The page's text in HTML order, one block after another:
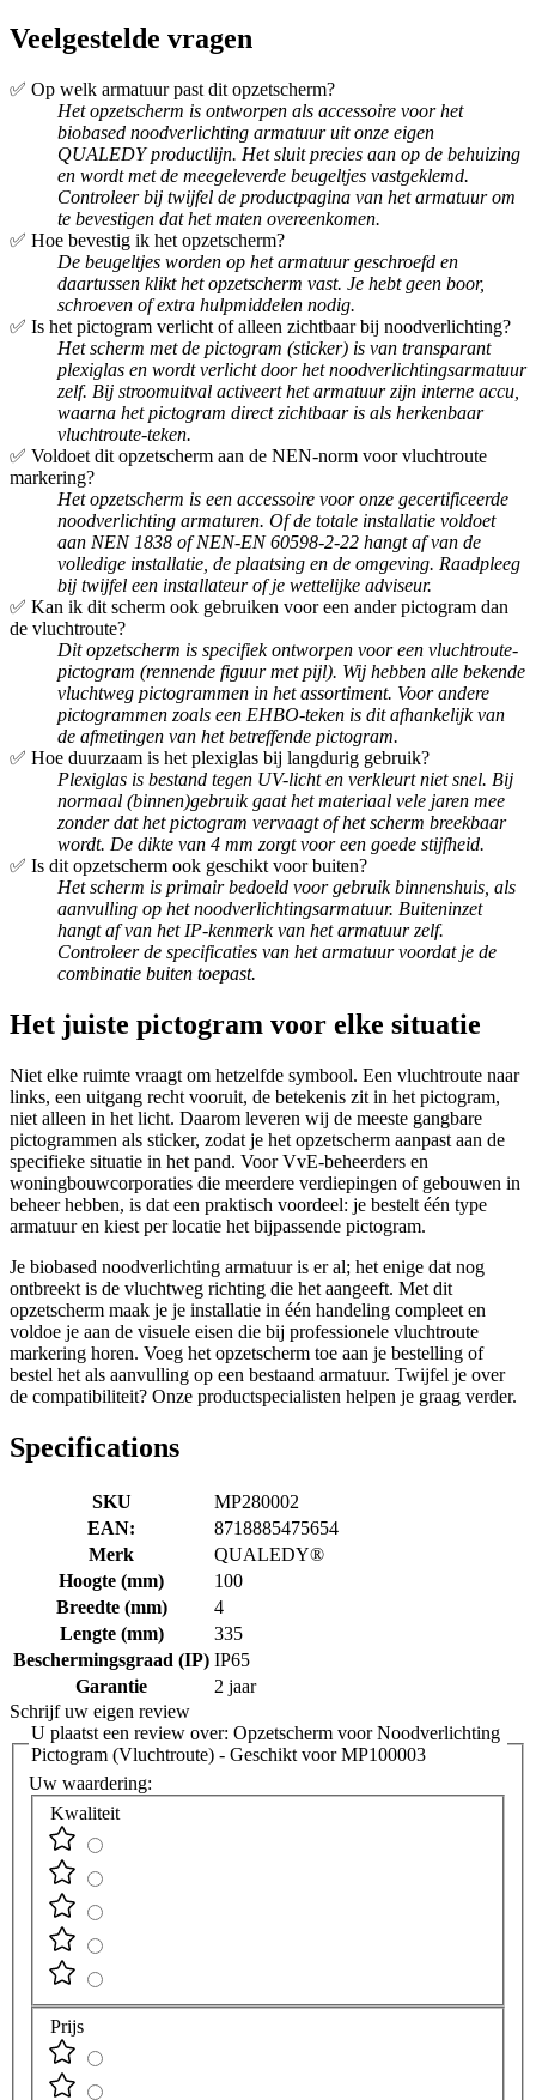
Veelgestelde vragen
✅ Op welk armatuur past dit opzetscherm?
Het opzetscherm is ontworpen als accessoire voor het
biobased noodverlichting armatuur uit onze eigen
QUALEDY productlijn. Het sluit precies aan op de behuizing
en wordt met de meegeleverde beugeltjes vastgeklemd.
Controleer bij twijfel de productpagina van het armatuur om
te bevestigen dat het maten overeenkomen.
✅ Hoe bevestig ik het opzetscherm?
De beugeltjes worden op het armatuur geschroefd en
daartussen klikt het opzetscherm vast. Je hebt geen boor,
schroeven of extra hulpmiddelen nodig.
✅ Is het pictogram verlicht of alleen zichtbaar bij noodverlichting?
Het scherm met de pictogram (sticker) is van transparant
plexiglas en wordt verlicht door het noodverlichtingsarmatuur
zelf. Bij stroomuitval activeert het armatuur zijn interne accu,
waarna het pictogram direct zichtbaar is als herkenbaar
vluchtroute-teken.
✅ Voldoet dit opzetscherm aan de NEN-norm voor vluchtroute
markering?
Het opzetscherm is een accessoire voor onze gecertificeerde
noodverlichting armaturen. Of de totale installatie voldoet
aan NEN 1838 of NEN-EN 60598-2-22 hangt af van de
volledige installatie, de plaatsing en de omgeving. Raadpleeg
bij twijfel een installateur of je wettelijke adviseur.
✅ Kan ik dit scherm ook gebruiken voor een ander pictogram dan
de vluchtroute?
Dit opzetscherm is specifiek ontworpen voor een vluchtroute-
pictogram (rennende figuur met pijl). Wij hebben alle bekende
vluchtweg pictogrammen in het assortiment. Voor andere
pictogrammen zoals een EHBO-teken is dit afhankelijk van
de afmetingen van het betreffende pictogram.
✅ Hoe duurzaam is het plexiglas bij langdurig gebruik?
Plexiglas is bestand tegen UV-licht en verkleurt niet snel. Bij
normaal (binnen)gebruik gaat het materiaal vele jaren mee
zonder dat het pictogram vervaagt of het scherm breekbaar
wordt. De dikte van 4 mm zorgt voor een goede stijfheid.
✅ Is dit opzetscherm ook geschikt voor buiten?
Het scherm is primair bedoeld voor gebruik binnenshuis, als
aanvulling op het noodverlichtingsarmatuur. Buiteninzet
hangt af van het IP-kenmerk van het armatuur zelf.
Controleer de specificaties van het armatuur voordat je de
combinatie buiten toepast.
Het juiste pictogram voor elke situatie
Niet elke ruimte vraagt om hetzelfde symbool. Een vluchtroute naar
links, een uitgang recht vooruit, de betekenis zit in het pictogram,
niet alleen in het licht. Daarom leveren wij de meeste gangbare
pictogrammen als sticker, zodat je het opzetscherm aanpast aan de
specifieke situatie in het pand. Voor VvE-beheerders en
woningbouwcorporaties die meerdere verdiepingen of gebouwen in
beheer hebben, is dat een praktisch voordeel: je bestelt één type
armatuur en kiest per locatie het bijpassende pictogram.
Je biobased noodverlichting armatuur is er al; het enige dat nog
ontbreekt is de vluchtweg richting die het aangeeft. Met dit
opzetscherm maak je je installatie in één handeling compleet en
voldoe je aan de visuele eisen die bij professionele vluchtroute
markering horen. Voeg het opzetscherm toe aan je bestelling of
bestel het als aanvulling op een bestaand armatuur. Twijfel je over
de compatibiliteit? Onze productspecialisten helpen je graag verder.
Specifications
SKU
MP280002
EAN:
8718885475654
Merk
QUALEDY®
Hoogte (mm)
100
Breedte (mm)
4
Lengte (mm)
335
Beschermingsgraad (IP) IP65
Garantie
2 jaar
Schrijf uw eigen review
U plaatst een review over: Opzetscherm voor Noodverlichting
Pictogram (Vluchtroute) - Geschikt voor MP100003
Uw waardering:
Kwaliteit
Prijs